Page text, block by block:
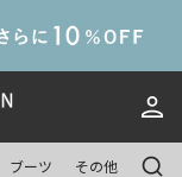
ブーツ その他